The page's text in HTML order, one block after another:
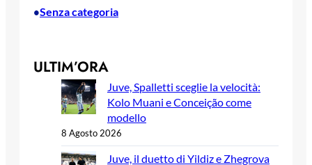
•Senza categoria
ULTIM’ORA
Juve, Spalletti sceglie la velocità:
Kolo Muani e Conceição come
modello
8 Agosto 2026
Juve, il duetto di Yildiz e Zhegrova